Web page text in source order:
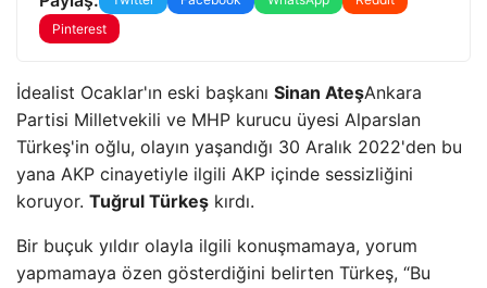
Pinterest
İdealist Ocaklar'ın eski başkanı Sinan AteşAnkara
Partisi Milletvekili ve MHP kurucu üyesi Alparslan
Türkeş'in oğlu, olayın yaşandığı 30 Aralık 2022'den bu
yana AKP cinayetiyle ilgili AKP içinde sessizliğini
koruyor. Tuğrul Türkeş kırdı.
Bir buçuk yıldır olayla ilgili konuşmamaya, yorum
yapmamaya özen gösterdiğini belirten Türkeş, “Bu